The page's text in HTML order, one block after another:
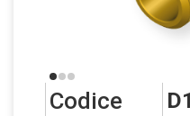
Codice D1